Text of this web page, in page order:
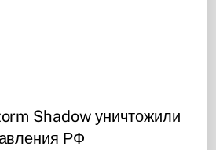
Shadow уничтожили
РФ